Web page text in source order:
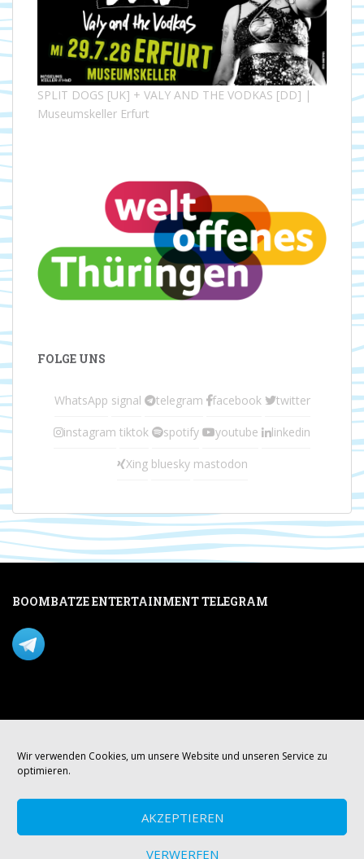
Wir verwenden Cookies, um unsere Website und unseren Service zu
optimieren.
AKZEPTIEREN
VERWERFEN
SPLIT DOGS [UK] + VALY AND THE VODKAS [DD] |
Museumskeller Erfurt
FOLGE UNS
WhatsApp signal telegram facebook twitter
instagram tiktok spotify youtube linkedin
Xing bluesky mastodon
BOOMBATZE ENTERTAINMENT TELEGRAM